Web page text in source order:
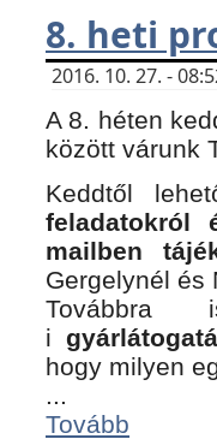
8. heti
2016. 10. 27. -
A 8. héten
között várunk
Keddtől
feladatokról
mailben
Gergelynél és
Továbbra
i
hogy milyen
...
Tovább